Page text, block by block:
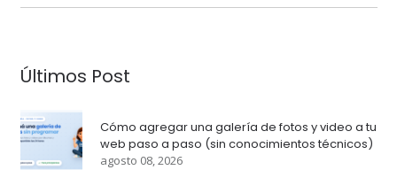
Últimos Post
Cómo agregar una galería de fotos y video a tu
web paso a paso (sin conocimientos técnicos)
agosto 08, 2026